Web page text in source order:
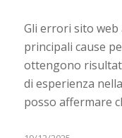
Gli errori sito web
principali cause
ottengono
di esperienza
posso affermare